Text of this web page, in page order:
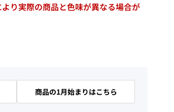
り実際の商品と色味が異なる場合が
商品の1月始まりはこちら